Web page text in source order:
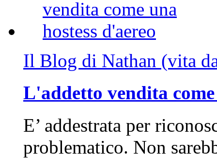
Il Blog di Nathan (vita
L'addetto vendita
E’ addestrata per
problematico. Non